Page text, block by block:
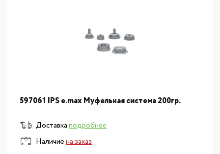
597061 IPS e.max Муфельная система 200гр.
Доставкаподробнее
Наличиена заказ